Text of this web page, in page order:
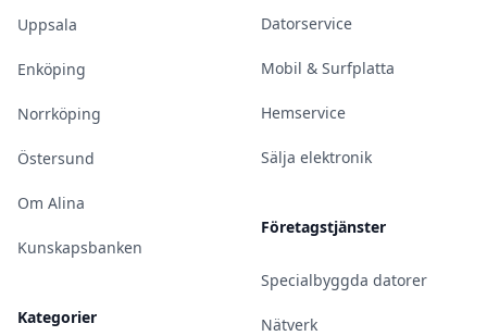
Uppsala
Enköping
Norrköping
Östersund
Om Alina
Kunskapsbanken
Kategorier
Datorservice
Mobil & Surfplatta
Hemservice
Sälja elektronik
Företagstjänster
Specialbyggda datorer
Nätverk